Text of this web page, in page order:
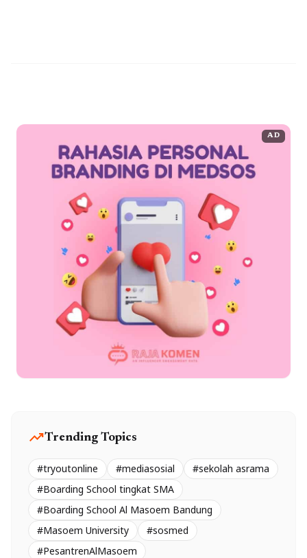
AD
trending_upTrending Topics
#tryoutonline #mediasosial
#sekolah asrama
#Boarding School tingkat SMA
#Boarding School Al Masoem Bandung
#Masoem University
#sosmed
#PesantrenAlMasoem